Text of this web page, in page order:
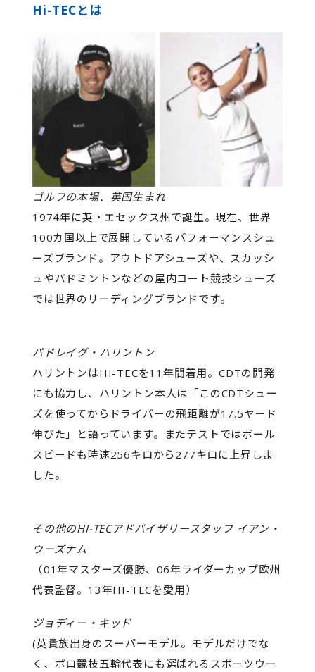
Hi-TECとは
ゴルフの本場、英国生まれ
1974年に英・エセックス州で誕生。現在、世界
100カ国以上で展開しているパフォーマンスシュ
ーズブランド。アウトドアシューズや、スカッシ
ュやバドミントンなどの屋内コート競技シューズ
では世界のリーディングブランドです。
パドレイグ・ハリントン
ハリントンはHI-TECを11年間着用。CDTの開発
にも協力し、ハリントン本人は「このCDTシュー
ズを使ってからドライバーの飛距離が17.5ヤード
伸びた」と語っています。またテストではボール
スピードも時速256キロから277キロに上昇しま
した。
その他のHI-TECアドバイザリースタッフ イアン・
ウーズナム
（01年マスターズ優勝、06年ライダーカップ欧州
代表監督。13年HI-TECを愛用）
ジョディー・キッド
(英貴族出身のスーパーモデル。モデルだけでな
く、ポロ競技五輪代表にも選ばれるスポーツウー